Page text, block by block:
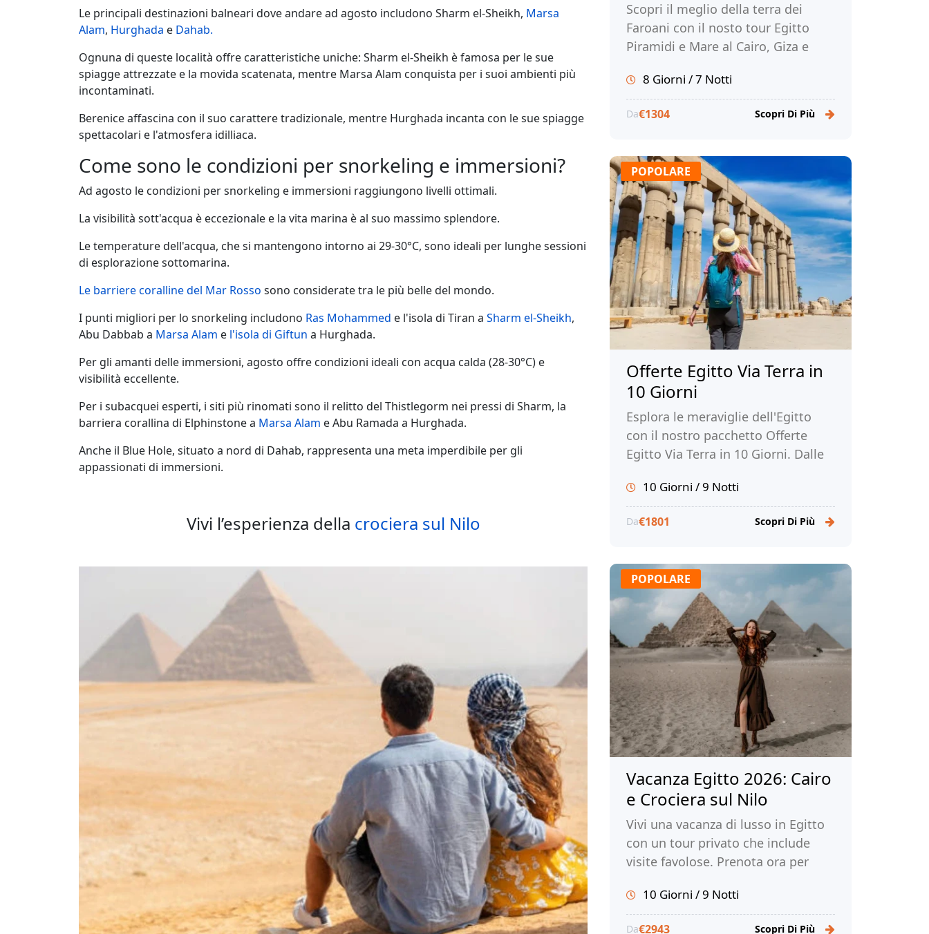
Le principali destinazioni balneari dove andare ad agosto includono Sharm el-Sheikh, Marsa
Alam, Hurghada e Dahab.
Ognuna di queste località offre caratteristiche uniche: Sharm el-Sheikh è famosa per le sue
spiagge attrezzate e la movida scatenata, mentre Marsa Alam conquista per i suoi ambienti più
incontaminati.
Berenice affascina con il suo carattere tradizionale, mentre Hurghada incanta con le sue spiagge
spettacolari e l'atmosfera idilliaca.
Come sono le condizioni per snorkeling e immersioni?
Ad agosto le condizioni per snorkeling e immersioni raggiungono livelli ottimali.
La visibilità sott'acqua è eccezionale e la vita marina è al suo massimo splendore.
Le temperature dell'acqua, che si mantengono intorno ai 29-30°C, sono ideali per lunghe sessioni
di esplorazione sottomarina.
Le barriere coralline del Mar Rosso sono considerate tra le più belle del mondo.
I punti migliori per lo snorkeling includono Ras Mohammed e l'isola di Tiran a Sharm el-Sheikh,
Abu Dabbab a Marsa Alam e l'isola di Giftun a Hurghada.
Per gli amanti delle immersioni, agosto offre condizioni ideali con acqua calda (28-30°C) e
visibilità eccellente.
Per i subacquei esperti, i siti più rinomati sono il relitto del Thistlegorm nei pressi di Sharm, la
barriera corallina di Elphinstone a Marsa Alam e Abu Ramada a Hurghada.
Anche il Blue Hole, situato a nord di Dahab, rappresenta una meta imperdibile per gli
appassionati di immersioni.
Vivi l’esperienza della crociera sul Nilo
Scopri il meglio della terra dei
Faroani con il nosto tour Egitto
Piramidi e Mare al Cairo, Giza e
noi!8 Giorni / 7 Notti
Da€1304 Scopri Di Più
POPOLARE
Offerte Egitto Via Terra in
10 Giorni
Esplora le meraviglie dell'Egitto
con il nostro pacchetto Offerte
Egitto Via Terra in 10 Giorni. Dalle
Philae, scopri la ricca storia e la
bellezza dell'Egitto. Prenota la tua
avventura con Tour Egitto!
10 Giorni / 9 Notti
Da€1801 Scopri Di Più
POPOLARE
Vacanza Egitto 2026: Cairo
e Crociera sul Nilo
Vivi una vacanza di lusso in Egitto
con un tour privato che include
visite favolose. Prenota ora per
10 Giorni / 9 Notti
Da€2943 Scopri Di Più